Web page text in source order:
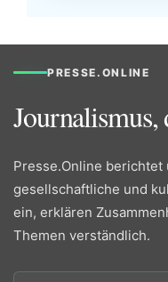
PRESSE.ONLINE
Journalismus,
Presse.Online
gesellschaftliche und
ein, erklären
Themen verständlich.